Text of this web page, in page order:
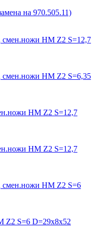
на 970.505.11)
смен.ножи HM Z2 S=12,7
смен.ножи HM Z2 S=6,35
HM Z2 S=12,7
HM Z2 S=12,7
смен.ножи HM Z2 S=6
Z2 S=6 D=29x8x52